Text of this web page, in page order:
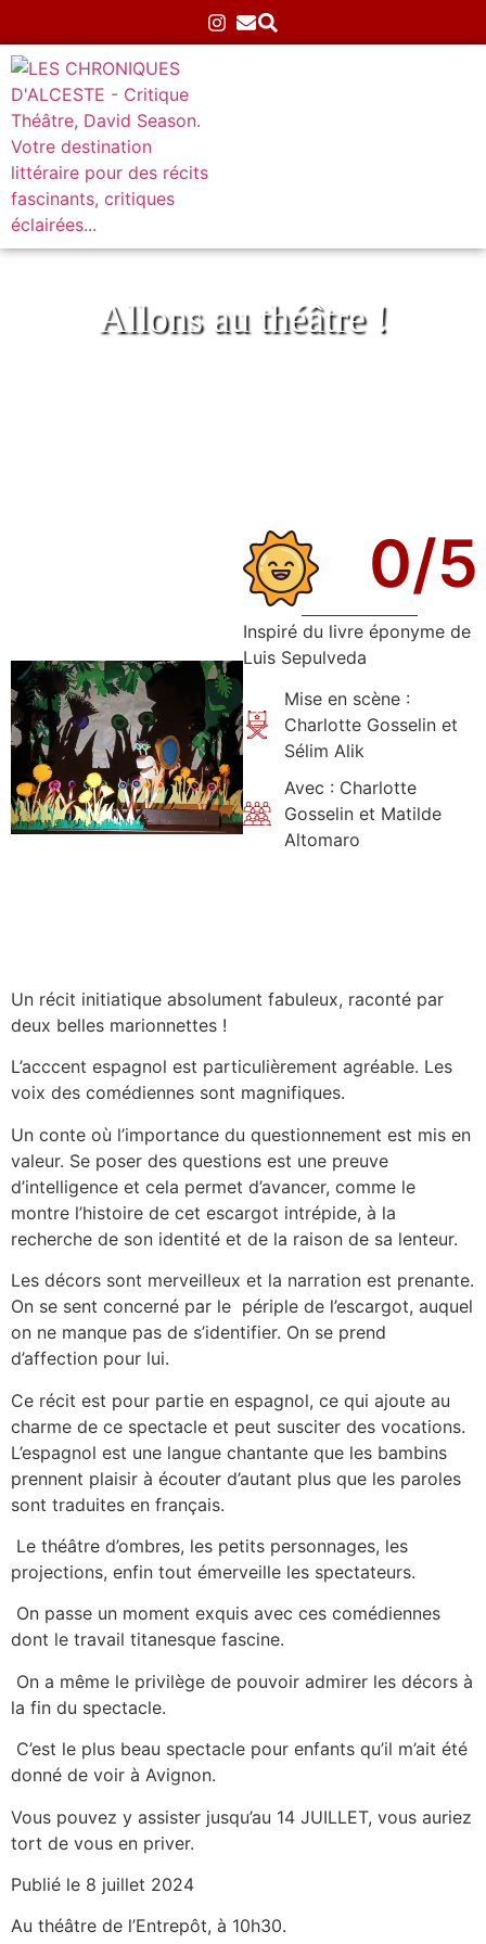
Allons au théâtre !
0/5
Inspiré du livre éponyme de
Luis Sepulveda
Mise en scène :
Charlotte Gosselin et
Sélim Alik
Avec : Charlotte
Gosselin et Matilde
Altomaro
Un récit initiatique absolument fabuleux, raconté par
deux belles marionnettes !
L’acccent espagnol est particulièrement agréable. Les
voix des comédiennes sont magnifiques.
Un conte où l’importance du questionnement est mis en
valeur. Se poser des questions est une preuve
d’intelligence et cela permet d’avancer, comme le
montre l’histoire de cet escargot intrépide, à la
recherche de son identité et de la raison de sa lenteur.
Les décors sont merveilleux et la narration est prenante.
On se sent concerné par le périple de l’escargot, auquel
on ne manque pas de s’identifier. On se prend
d’affection pour lui.
Ce récit est pour partie en espagnol, ce qui ajoute au
charme de ce spectacle et peut susciter des vocations.
L’espagnol est une langue chantante que les bambins
prennent plaisir à écouter d’autant plus que les paroles
sont traduites en français.
Le théâtre d’ombres, les petits personnages, les
projections, enfin tout émerveille les spectateurs.
On passe un moment exquis avec ces comédiennes
dont le travail titanesque fascine.
On a même le privilège de pouvoir admirer les décors à
la fin du spectacle.
C’est le plus beau spectacle pour enfants qu’il m’ait été
donné de voir à Avignon.
Vous pouvez y assister jusqu’au 14 JUILLET, vous auriez
tort de vous en priver.
Publié le 8 juillet 2024
Au théâtre de l’Entrepôt, à 10h30.